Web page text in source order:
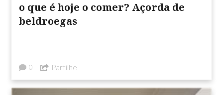
o que é hoje o comer? Açorda de
beldroegas
0 Partilhe